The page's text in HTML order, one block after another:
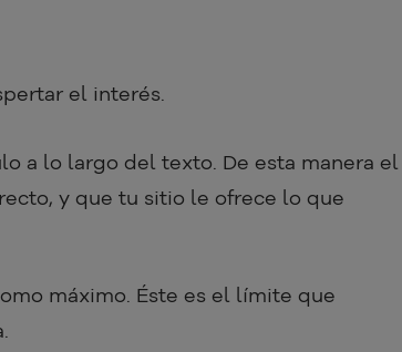
el interés.
a lo largo del texto. De esta manera el
y que tu sitio le ofrece lo que
máximo. Éste es el límite que